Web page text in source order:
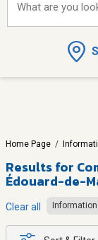
What are you
Home Page /
Results for
Édouard-de-
Clear all